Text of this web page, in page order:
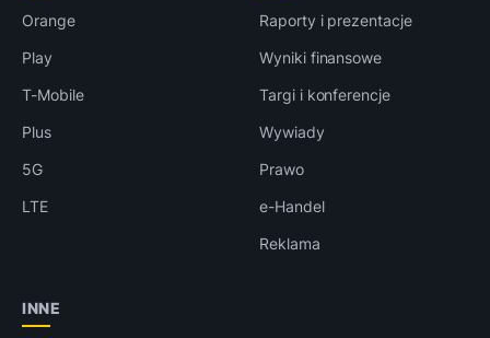
Orange
Play
T-Mobile
Plus
5G
LTE
Raporty i prezentacje
Wyniki finansowe
Targi i konferencje
Wywiady
Prawo
e-Handel
Reklama
INNE